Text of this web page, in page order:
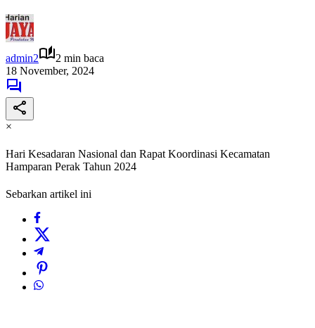
admin2
2 min baca
18 November, 2024
×
Hari Kesadaran Nasional dan Rapat Koordinasi Kecamatan
Hamparan Perak Tahun 2024
Sebarkan artikel ini